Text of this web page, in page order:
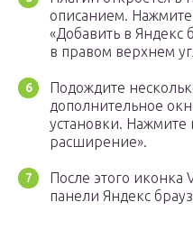
описанием.
«Добавить в Яндекс
в правом верхнем
Подождите
дополнительное
установки. Нажмите
расширение».
После этого иконка
панели Яндекс